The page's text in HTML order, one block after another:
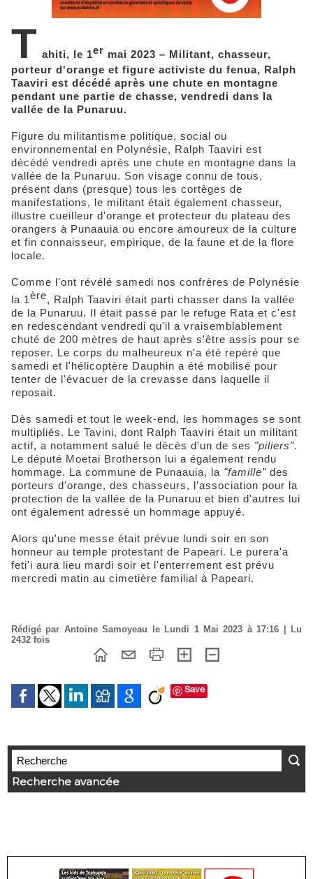
T ahiti, le 1er mai 2023 – Militant, chasseur,
porteur d'orange et figure activiste du fenua, Ralph
Taaviri est décédé après une chute en montagne
pendant une partie de chasse, vendredi dans la
vallée de la Punaruu.
Figure du militantisme politique, social ou
environnemental en Polynésie, Ralph Taaviri est
décédé vendredi après une chute en montagne dans la
vallée de la Punaruu. Son visage connu de tous,
présent dans (presque) tous les cortèges de
manifestations, le militant était également chasseur,
illustre cueilleur d'orange et protecteur du plateau des
orangers à Punaauia ou encore amoureux de la culture
et fin connaisseur, empirique, de la faune et de la flore
locale.
Comme l'ont révélé samedi nos confrères de Polynésie
la 1ère, Ralph Taaviri était parti chasser dans la vallée
de la Punaruu. Il était passé par le refuge Rata et c'est
en redescendant vendredi qu'il a vraisemblablement
chuté de 200 mètres de haut après s'être assis pour se
reposer. Le corps du malheureux n'a été repéré que
samedi et l'hélicoptère Dauphin a été mobilisé pour
tenter de l'évacuer de la crevasse dans laquelle il
reposait.
Dès samedi et tout le week-end, les hommages se sont
multipliés. Le Tavini, dont Ralph Taaviri était un militant
actif, a notamment salué le décès d'un de ses "piliers".
Le député Moetai Brotherson lui a également rendu
hommage. La commune de Punaauia, la "famille" des
porteurs d'orange, des chasseurs, l'association pour la
protection de la vallée de la Punaruu et bien d'autres lui
ont également adressé un hommage appuyé.
Alors qu'une messe était prévue lundi soir en son
honneur au temple protestant de Papeari. Le purera'a
feti'i aura lieu mardi soir et l'enterrement est prévu
mercredi matin au cimetière familial à Papeari.
Rédigé par Antoine Samoyeau le Lundi 1 Mai 2023 à 17:16 | Lu
2432 fois
Save
Recherche avancée